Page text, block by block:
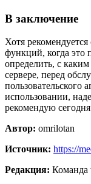
В заключение
Хотя
функций, когда это
определить, с
сервере, перед
пользовательского
использовании,
рекомендую
Автор: omrilotan
Источник: https://
Редакция: Команда